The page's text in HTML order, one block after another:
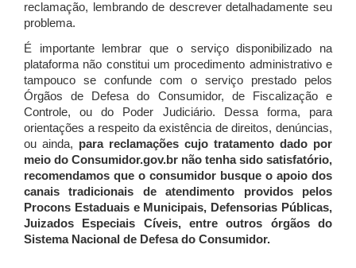
reclamação, lembrando de descrever detalhadamente seu
problema.
É importante lembrar que o serviço disponibilizado na
plataforma não constitui um procedimento administrativo e
tampouco se confunde com o serviço prestado pelos
Órgãos de Defesa do Consumidor, de Fiscalização e
Controle, ou do Poder Judiciário. Dessa forma, para
orientações a respeito da existência de direitos, denúncias,
ou ainda, para reclamações cujo tratamento dado por
meio do Consumidor.gov.br não tenha sido satisfatório,
recomendamos que o consumidor busque o apoio dos
canais tradicionais de atendimento providos pelos
Procons Estaduais e Municipais, Defensorias Públicas,
Juizados Especiais Cíveis, entre outros órgãos do
Sistema Nacional de Defesa do Consumidor.